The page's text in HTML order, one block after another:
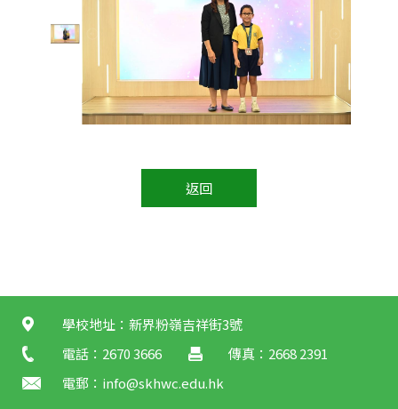
返回
學校地址：新界粉嶺吉祥街3號
電話：2670 3666
傳真：2668 2391
電郵： info@skhwc.edu.hk